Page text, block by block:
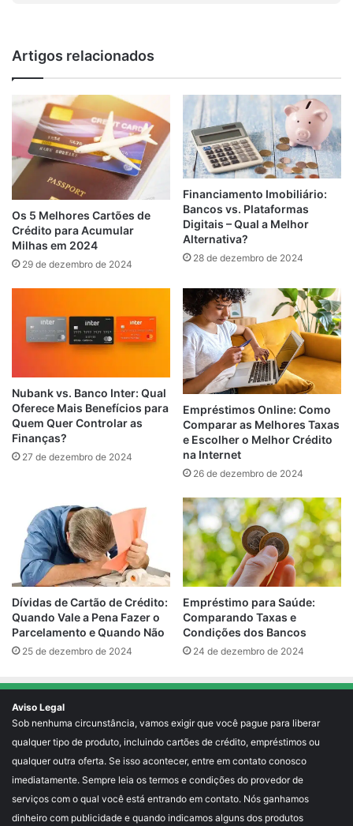
Artigos relacionados
Os 5 Melhores Cartões de
Crédito para Acumular
Milhas em 2024
29 de dezembro de 2024
Financiamento Imobiliário:
Bancos vs. Plataformas
Digitais – Qual a Melhor
Alternativa?
28 de dezembro de 2024
Nubank vs. Banco Inter: Qual
Oferece Mais Benefícios para
Quem Quer Controlar as
Finanças?
27 de dezembro de 2024
Empréstimos Online: Como
Comparar as Melhores Taxas
e Escolher o Melhor Crédito
na Internet
26 de dezembro de 2024
Dívidas de Cartão de Crédito:
Quando Vale a Pena Fazer o
Parcelamento e Quando Não
25 de dezembro de 2024
Empréstimo para Saúde:
Comparando Taxas e
Condições dos Bancos
24 de dezembro de 2024
Aviso Legal
Sob nenhuma circunstância, vamos exigir que você pague para liberar
qualquer tipo de produto, incluindo cartões de crédito, empréstimos ou
qualquer outra oferta. Se isso acontecer, entre em contato conosco
imediatamente. Sempre leia os termos e condições do provedor de
serviços com o qual você está entrando em contato. Nós ganhamos
dinheiro com publicidade e quando indicamos alguns dos produtos